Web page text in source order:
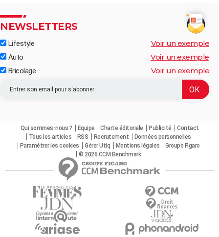
NEWSLETTERS
Lifestyle Voir un exemple
Auto Voir un exemple
Bricolage Voir un exemple
Qui sommes-nous ? Equipe Charte éditoriale Publicité
Contact
Tous les articles
RSS Recrutement
Données personnelles
Paramétrer les cookies
Gérer Utiq Mentions légales
Groupe Figaro
© 2026 CCM Benchmark